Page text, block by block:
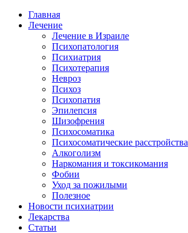
Главная
Лечение
Лечение в Израиле
Психопатология
Психиатрия
Психотерапия
Невроз
Психоз
Психопатия
Эпилепсия
Шизофрения
Психосоматика
Психосоматические расстройства
Алкоголизм
Наркомания и токсикомания
Фобии
Уход за пожилыми
Полезное
Новости психиатрии
Лекарства
Статьи